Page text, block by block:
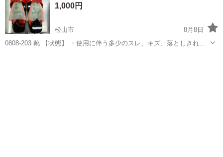
1,000円
松山市
8月8日
0808-203 靴 【状態】 ・使用に伴う多少のスレ、キズ、落としきれな